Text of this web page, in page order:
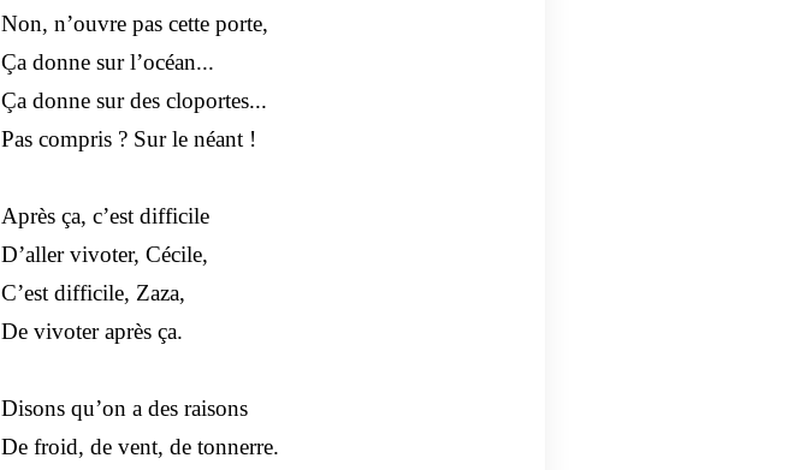
Non, n’ouvre pas cette porte,
Ça donne sur l’océan...
Ça donne sur des cloportes...
Pas compris ? Sur le néant !
Après ça, c’est difficile
D’aller vivoter, Cécile,
C’est difficile, Zaza,
De vivoter après ça.
Disons qu’on a des raisons
De froid, de vent, de tonnerre.